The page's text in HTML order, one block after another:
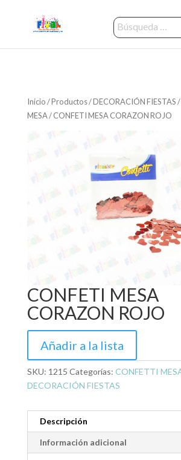
Inicio/Productos/DECORACIÓN FIESTAS/
MESA/ CONFETI MESA CORAZON ROJO
CONFETI MESA
CORAZON ROJO
Añadir a la lista
SKU: 1215 Categorías: CONFETTI
DECORACIÓN FIESTAS
Descripción
Información adicional